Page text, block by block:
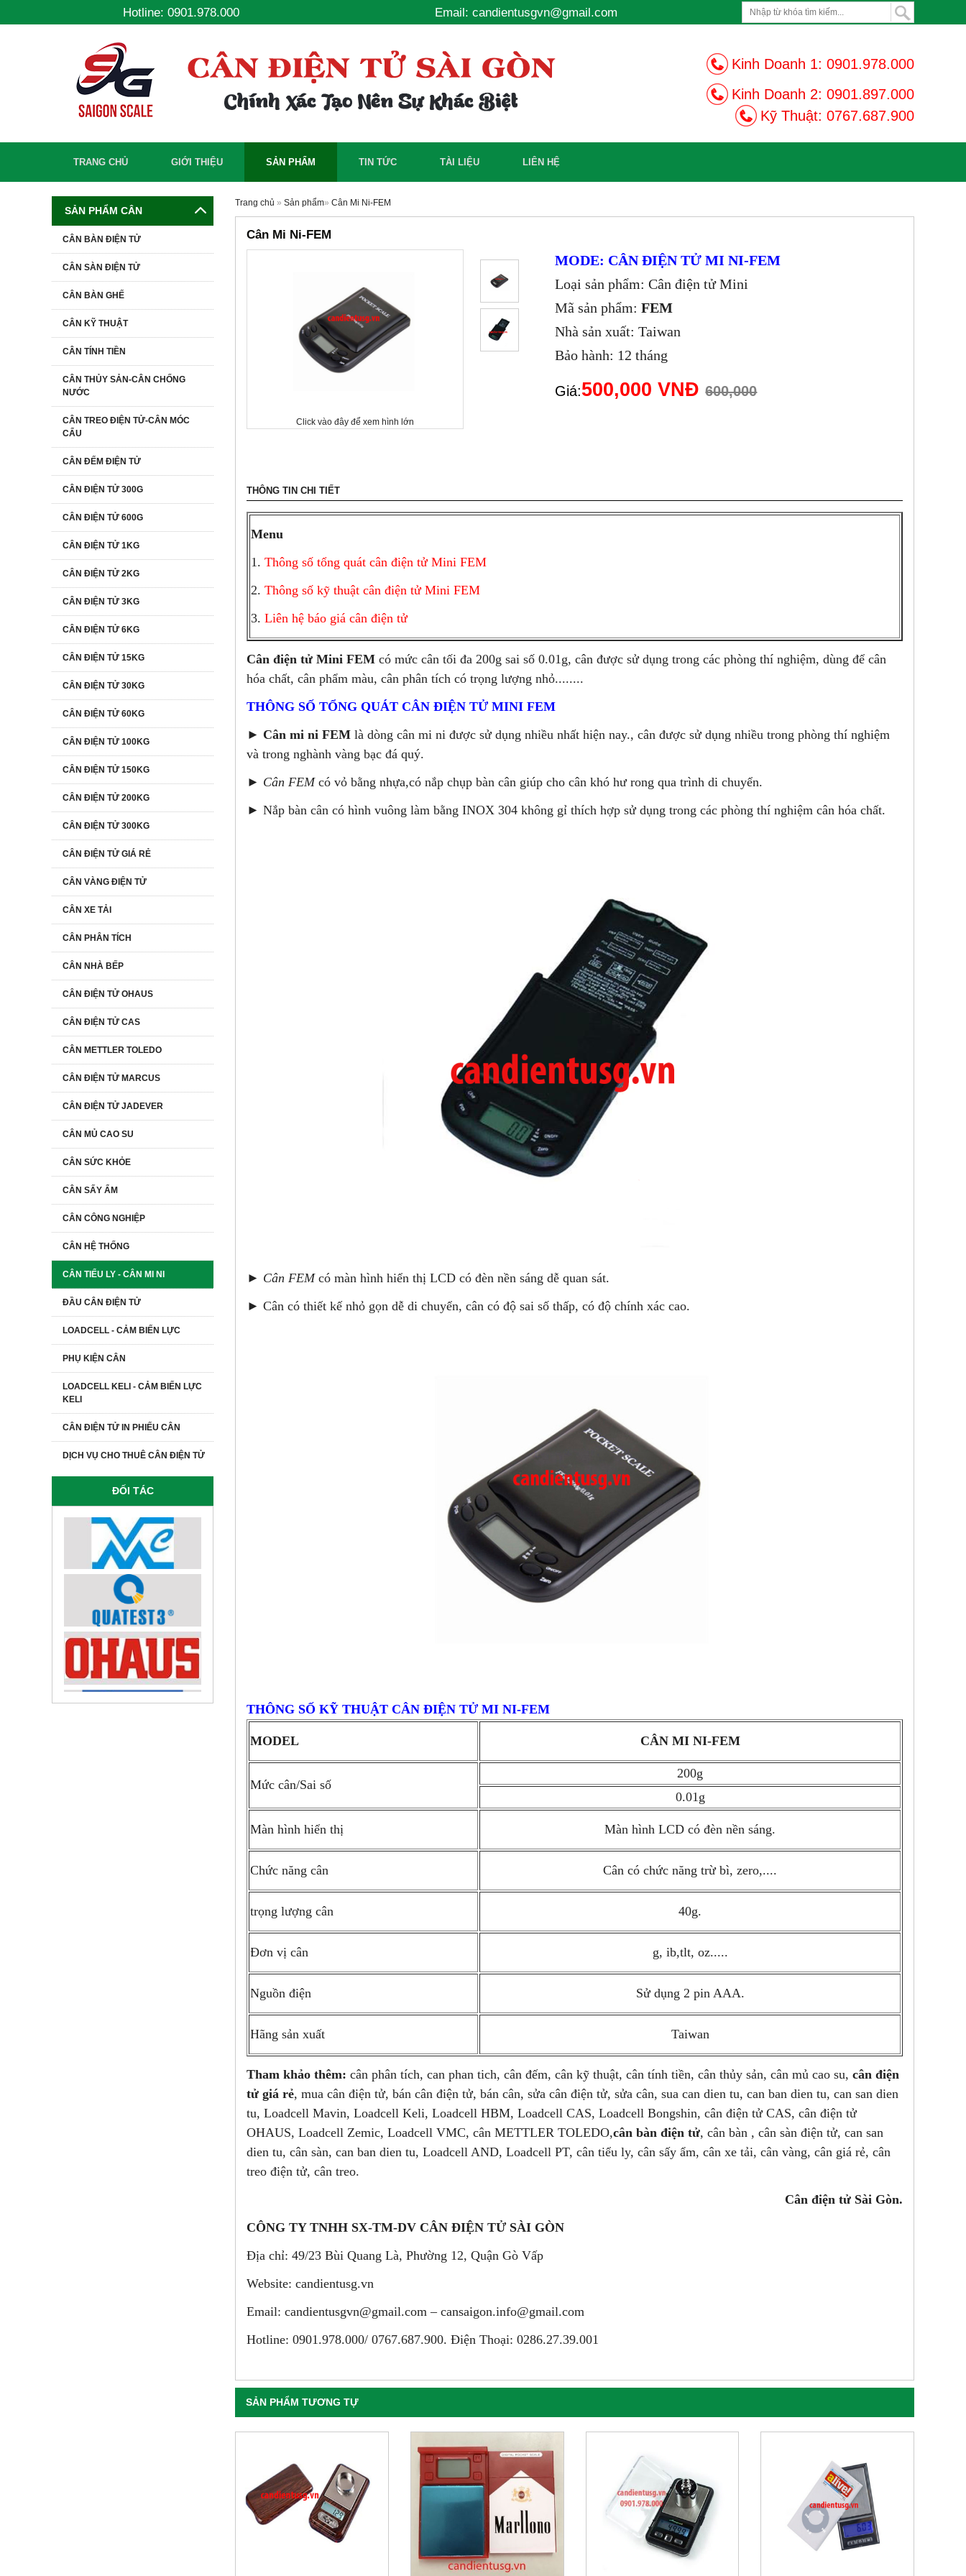
Hotline: 0901.978.000 Email: candientusgvn@gmail.com
Kinh Doanh 1: 0901.978.000
Kinh Doanh 2: 0901.897.000
Kỹ Thuật: 0767.687.900
TRANG CHỦ GIỚI THIỆU SẢN PHẨM TIN TỨC TÀI LIỆU LIÊN HỆ
Trang chủ » Sản phẩm» Cân Mi Ni-FEM
Cân Mi Ni-FEM
Click vào đây để xem hình lớn
MODE: CÂN ĐIỆN TỬ MI NI-FEM
Loại sản phẩm: Cân điện tử Mini
Mã sản phẩm:FEM
Nhà sản xuất: Taiwan
Bảo hành: 12 tháng
Giá:500,000 VNĐ600,000
THÔNG TIN CHI TIẾT
Menu
1. Thông số tổng quát cân điện tử Mini FEM
2. Thông số kỹ thuật cân điện tử Mini FEM
3. Liên hệ báo giá cân điện tử
Cân điện tử Mini FEM có mức cân tối đa 200g sai số 0.01g, cân được sử dụng trong các phòng thí nghiệm, dùng để cân
hóa chất, cân phẩm màu, cân phân tích có trọng lượng nhỏ........
THÔNG SỐ TỔNG QUÁT CÂN ĐIỆN TỬ MINI FEM
► Cân mi ni FEM là dòng cân mi ni được sử dụng nhiều nhất hiện nay., cân được sử dụng nhiều trong phòng thí nghiệm
và trong nghành vàng bạc đá quý.
► Cân FEMcó vỏ bằng nhựa,có nắp chụp bàn cân giúp cho cân khó hư rong qua trình di chuyển.
► Nắp bàn cân có hình vuông làm bằng INOX 304 không gỉ thích hợp sử dụng trong các phòng thí nghiệm cân hóa chất.
► Cân FEMcó màn hình hiển thị LCD có đèn nền sáng dễ quan sát.
► Cân có thiết kế nhỏ gọn dễ di chuyển, cân có độ sai số thấp, có độ chính xác cao.
THÔNG SỐ KỸ THUẬT CÂN ĐIỆN TỬ MI NI-FEM
MODEL CÂN MI NI-FEM
Mức cân/Sai số
200g
0.01g
Màn hình hiển thị Màn hình LCD có đèn nền sáng.
Chức năng cân Cân có chức năng trừ bì, zero,....
trọng lượng cân 40g.
Đơn vị cân g, ib,tlt, oz.....
Nguồn điện Sử dụng 2 pin AAA.
Hãng sản xuất Taiwan
Tham khảo thêm: cân phân tích, can phan tich, cân đếm, cân kỹ thuật, cân tính tiền, cân thủy sản, cân mủ cao su, cân điện
tử giá rẻ, mua cân điện tử, bán cân điện tử, bán cân, sửa cân điện tử, sửa cân, sua can dien tu, can ban dien tu, can san dien
tu, Loadcell Mavin, Loadcell Keli, Loadcell HBM, Loadcell CAS, Loadcell Bongshin, cân điện tử CAS, cân điện tử
OHAUS, Loadcell Zemic, Loadcell VMC, cân METTLER TOLEDO,cân bàn điện tử, cân bàn , cân sàn điện tử, can san
dien tu, cân sàn, can ban dien tu, Loadcell AND, Loadcell PT, cân tiểu ly, cân sấy ẩm, cân xe tải, cân vàng, cân giá rẻ, cân
treo điện tử, cân treo.
Cân điện tử Sài Gòn.
CÔNG TY TNHH SX-TM-DV CÂN ĐIỆN TỬ SÀI GÒN
Địa chỉ: 49/23 Bùi Quang Là, Phường 12, Quận Gò Vấp
Website: candientusg.vn
Email: candientusgvn@gmail.com – cansaigon.info@gmail.com
Hotline: 0901.978.000/ 0767.687.900. Điện Thoại: 0286.27.39.001
SẢN PHẨM TƯƠNG TỰ
SẢN PHẨM CÂN
CÂN BÀN ĐIỆN TỬ
CÂN SÀN ĐIỆN TỬ
CÂN BÀN GHẾ
CÂN KỸ THUẬT
CÂN TÍNH TIỀN
CÂN THỦY SẢN-CÂN CHỐNG
NƯỚC
CÂN TREO ĐIỆN TỬ-CÂN MÓC
CẨU
CÂN ĐẾM ĐIỆN TỬ
CÂN ĐIỆN TỬ 300G
CÂN ĐIỆN TỬ 600G
CÂN ĐIỆN TỬ 1KG
CÂN ĐIỆN TỬ 2KG
CÂN ĐIỆN TỬ 3KG
CÂN ĐIỆN TỬ 6KG
CÂN ĐIỆN TỬ 15KG
CÂN ĐIỆN TỬ 30KG
CÂN ĐIỆN TỬ 60KG
CÂN ĐIỆN TỬ 100KG
CÂN ĐIỆN TỬ 150KG
CÂN ĐIỆN TỬ 200KG
CÂN ĐIỆN TỬ 300KG
CÂN ĐIỆN TỬ GIÁ RẺ
CÂN VÀNG ĐIỆN TỬ
CÂN XE TẢI
CÂN PHÂN TÍCH
CÂN NHÀ BẾP
CÂN ĐIỆN TỬ OHAUS
CÂN ĐIỆN TỬ CAS
CÂN METTLER TOLEDO
CÂN ĐIỆN TỬ MARCUS
CÂN ĐIỆN TỬ JADEVER
CÂN MỦ CAO SU
CÂN SỨC KHỎE
CÂN SẤY ẨM
CÂN CÔNG NGHIỆP
CÂN HỆ THỐNG
CÂN TIỂU LY - CÂN MI NI
ĐẦU CÂN ĐIỆN TỬ
LOADCELL - CẢM BIẾN LỰC
PHỤ KIỆN CÂN
LOADCELL KELI - CẢM BIẾN LỰC
KELI
CÂN ĐIỆN TỬ IN PHIẾU CÂN
DỊCH VỤ CHO THUÊ CÂN ĐIỆN TỬ
ĐỐI TÁC